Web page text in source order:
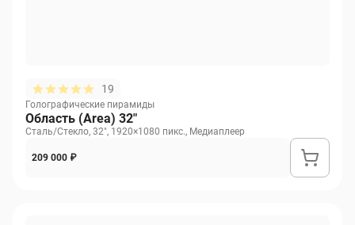
19
Голографические пирамиды
Область (Area) 32"
Сталь/Стекло, 32", 1920×1080 пикс., Медиаплеер
209 000 ₽